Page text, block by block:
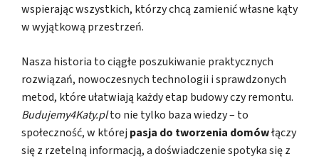
wspierając wszystkich, którzy chcą zamienić własne kąty
w wyjątkową przestrzeń.
Nasza historia to ciągłe poszukiwanie praktycznych
rozwiązań, nowoczesnych technologii i sprawdzonych
metod, które ułatwiają każdy etap budowy czy remontu.
Budujemy4Katy.plto nie tylko baza wiedzy – to
społeczność, w której pasja do tworzenia domówłączy
się z rzetelną informacją, a doświadczenie spotyka się z